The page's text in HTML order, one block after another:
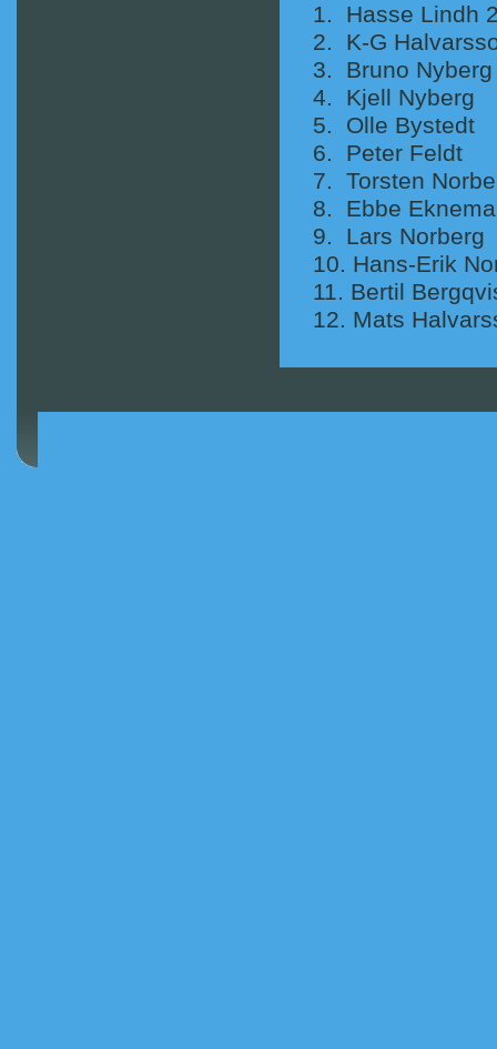
1. Hasse Lindh
2. K-G
3. Bruno
4. Kjell
5. Olle
6. Peter
7.
8. Ebbe
9. Lars
10. Hans-
11. Bertil
12. Mats